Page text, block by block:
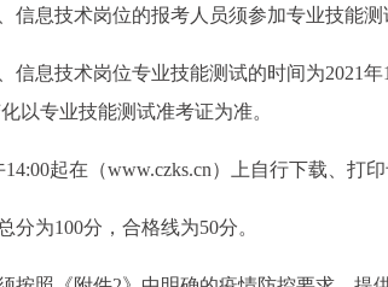
信息技术岗位的报考人员须参加专业技能测
信息技术岗位专业技能测试的时间为2021
以专业技能测试准考证为准。
14:00起在（www.czks.cn）上自行下载、打
分为100分，合格线为50分。